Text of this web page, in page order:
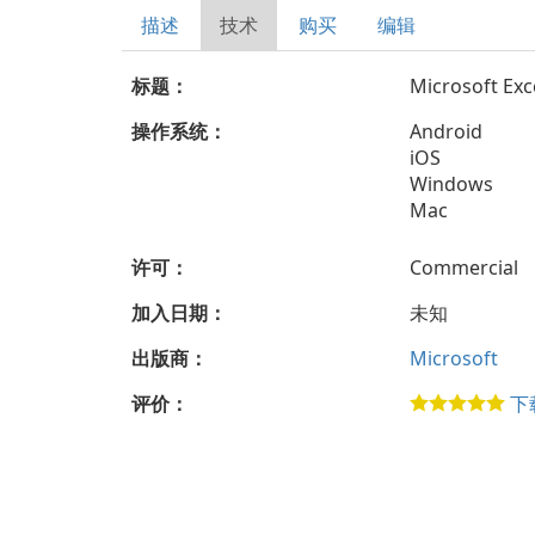
描述 技术 购买 编辑
标题：
Microsoft
操作系统：
Android
iOS
Windows
Mac
许可：
Commercial
加入日期：
未知
出版商：
Microsoft
评价：
下